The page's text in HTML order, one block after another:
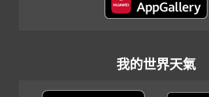
我的世界天氣